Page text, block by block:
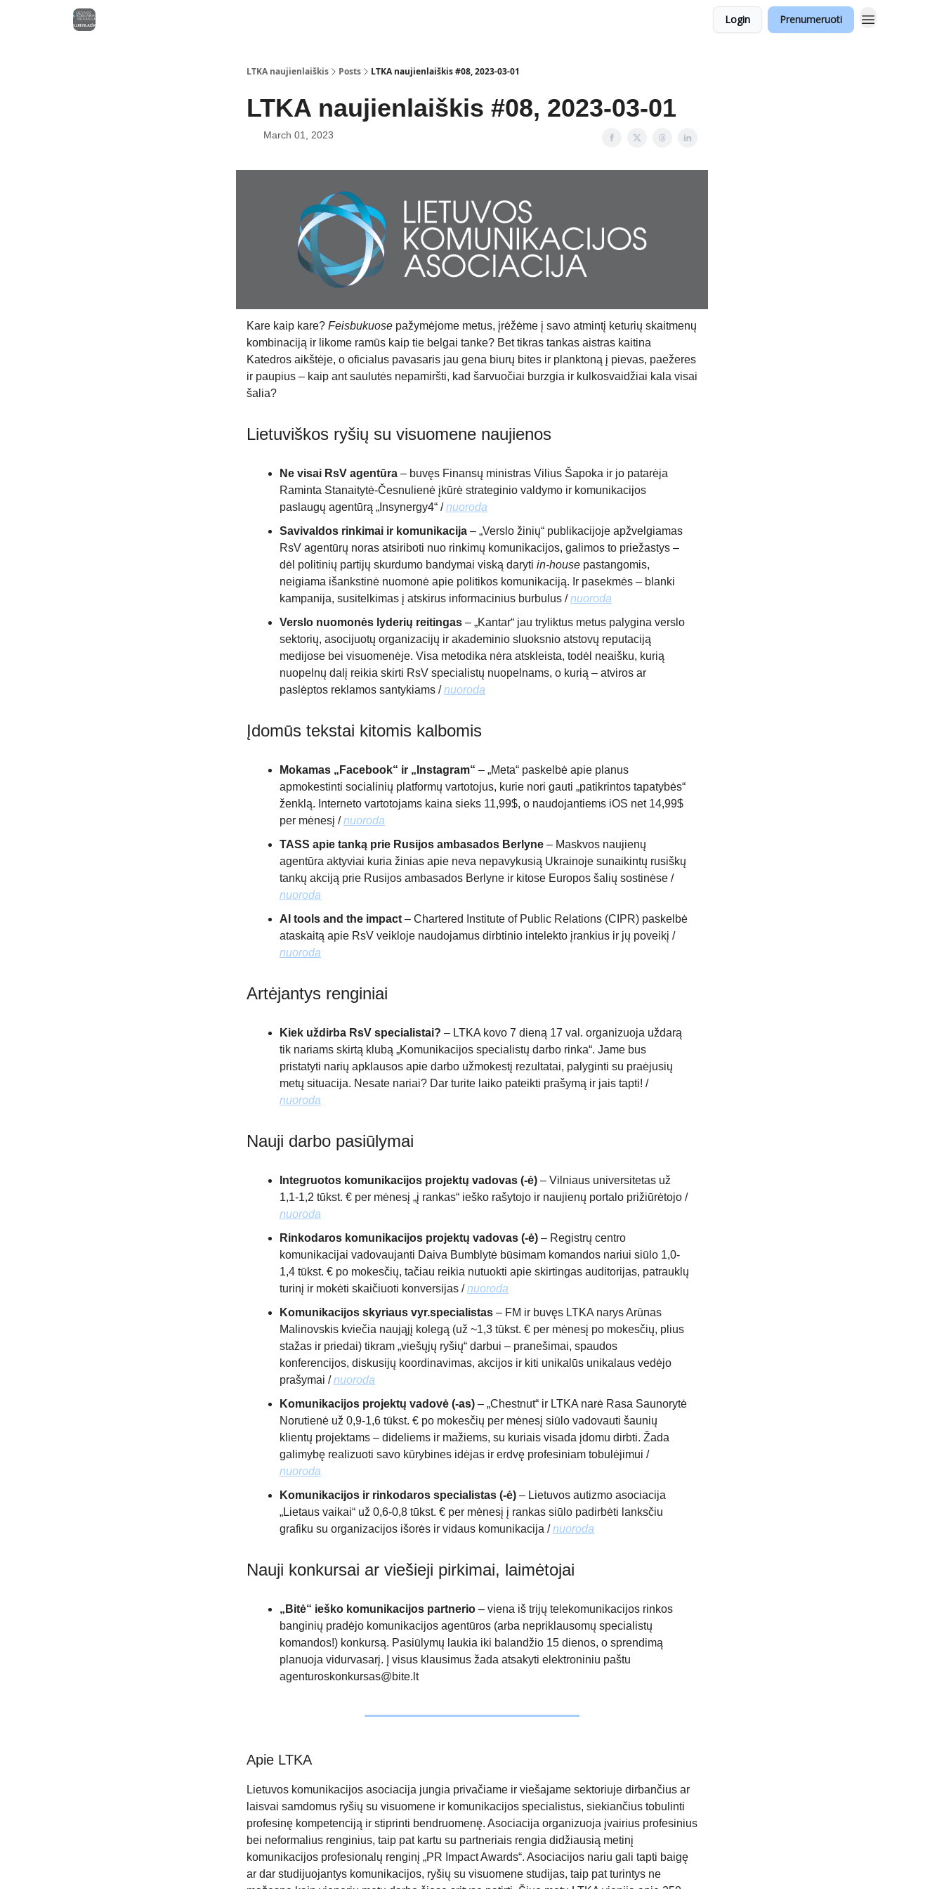
Login Prenumeruoti
LTKA naujienlaiškis Posts LTKA naujienlaiškis #08, 2023-03-01
LTKA naujienlaiškis #08, 2023-03-01
March 01, 2023
Kare kaip kare? Feisbukuose pažymėjome metus, įrėžėme į savo atmintį keturių skaitmenų
kombinaciją ir likome ramūs kaip tie belgai tanke? Bet tikras tankas aistras kaitina
Katedros aikštėje, o oficialus pavasaris jau gena biurų bites ir planktoną į pievas, paežeres
ir paupius – kaip ant saulutės nepamiršti, kad šarvuočiai burzgia ir kulkosvaidžiai kala visai
šalia?
Lietuviškos ryšių su visuomene naujienos
Ne visai RsV agentūra – buvęs Finansų ministras Vilius Šapoka ir jo patarėja
Raminta Stanaitytė-Česnulienė įkūrė strateginio valdymo ir komunikacijos
paslaugų agentūrą „Insynergy4“ /nuoroda
Savivaldos rinkimai ir komunikacija – „Verslo žinių“ publikacijoje apžvelgiamas
RsV agentūrų noras atsiriboti nuo rinkimų komunikacijos, galimos to priežastys –
dėl politinių partijų skurdumo bandymai viską daryti in-house pastangomis,
neigiama išankstinė nuomonė apie politikos komunikaciją. Ir pasekmės – blanki
kampanija, susitelkimas į atskirus informacinius burbulus /nuoroda
Verslo nuomonės lyderių reitingas – „Kantar“ jau tryliktus metus palygina verslo
sektorių, asocijuotų organizacijų ir akademinio sluoksnio atstovų reputaciją
medijose bei visuomenėje. Visa metodika nėra atskleista, todėl neaišku, kurią
nuopelnų dalį reikia skirti RsV specialistų nuopelnams, o kurią – atviros ar
paslėptos reklamos santykiams /nuoroda
Įdomūs tekstai kitomis kalbomis
Mokamas „Facebook“ ir „Instagram“ – „Meta“ paskelbė apie planus
apmokestinti socialinių platformų vartotojus, kurie nori gauti „patikrintos tapatybės“
ženklą. Interneto vartotojams kaina sieks 11,99$, o naudojantiems iOS net 14,99$
per mėnesį /nuoroda
TASS apie tanką prie Rusijos ambasados Berlyne – Maskvos naujienų
agentūra aktyviai kuria žinias apie neva nepavykusią Ukrainoje sunaikintų rusiškų
tankų akciją prie Rusijos ambasados Berlyne ir kitose Europos šalių sostinėse /
nuoroda
AI tools and the impact – Chartered Institute of Public Relations (CIPR) paskelbė
ataskaitą apie RsV veikloje naudojamus dirbtinio intelekto įrankius ir jų poveikį /
nuoroda
Artėjantys renginiai
Kiek uždirba RsV specialistai? – LTKA kovo 7 dieną 17 val. organizuoja uždarą
tik nariams skirtą klubą „Komunikacijos specialistų darbo rinka“. Jame bus
pristatyti narių apklausos apie darbo užmokestį rezultatai, palyginti su praėjusių
metų situacija. Nesate nariai? Dar turite laiko pateikti prašymą ir jais tapti! /
nuoroda
Nauji darbo pasiūlymai
Integruotos komunikacijos projektų vadovas (-ė) – Vilniaus universitetas už
1,1-1,2 tūkst. € per mėnesį „į rankas“ ieško rašytojo ir naujienų portalo prižiūrėtojo /
nuoroda
Rinkodaros komunikacijos projektų vadovas (-ė) – Registrų centro
komunikacijai vadovaujanti Daiva Bumblytė būsimam komandos nariui siūlo 1,0-
1,4 tūkst. € po mokesčių, tačiau reikia nutuokti apie skirtingas auditorijas, patrauklų
turinį ir mokėti skaičiuoti konversijas /nuoroda
Komunikacijos skyriaus vyr.specialistas – FM ir buvęs LTKA narys Arūnas
Malinovskis kviečia naująjį kolegą (už ~1,3 tūkst. € per mėnesį po mokesčių, plius
stažas ir priedai) tikram „viešųjų ryšių“ darbui – pranešimai, spaudos
konferencijos, diskusijų koordinavimas, akcijos ir kiti unikalūs unikalaus vedėjo
prašymai /nuoroda
Komunikacijos projektų vadovė (-as) – „Chestnut“ ir LTKA narė Rasa Saunorytė
Norutienė už 0,9-1,6 tūkst. € po mokesčių per mėnesį siūlo vadovauti šaunių
klientų projektams – dideliems ir mažiems, su kuriais visada įdomu dirbti. Žada
galimybę realizuoti savo kūrybines idėjas ir erdvę profesiniam tobulėjimui /
nuoroda
Komunikacijos ir rinkodaros specialistas (-ė) – Lietuvos autizmo asociacija
„Lietaus vaikai“ už 0,6-0,8 tūkst. € per mėnesį į rankas siūlo padirbėti lanksčiu
grafiku su organizacijos išorės ir vidaus komunikacija /nuoroda
Nauji konkursai ar viešieji pirkimai, laimėtojai
„Bitė“ ieško komunikacijos partnerio – viena iš trijų telekomunikacijos rinkos
banginių pradėjo komunikacijos agentūros (arba nepriklausomų specialistų
komandos!) konkursą. Pasiūlymų laukia iki balandžio 15 dienos, o sprendimą
planuoja vidurvasarį. Į visus klausimus žada atsakyti elektroniniu paštu
agenturoskonkursas@bite.lt
Apie LTKA
Lietuvos komunikacijos asociacija jungia privačiame ir viešajame sektoriuje dirbančius ar
laisvai samdomus ryšių su visuomene ir komunikacijos specialistus, siekiančius tobulinti
profesinę kompetenciją ir stiprinti bendruomenę. Asociacija organizuoja įvairius profesinius
bei neformalius renginius, taip pat kartu su partneriais rengia didžiausią metinį
komunikacijos profesionalų renginį „PR Impact Awards“. Asociacijos nariu gali tapti baigę
ar dar studijuojantys komunikacijos, ryšių su visuomene studijas, taip pat turintys ne